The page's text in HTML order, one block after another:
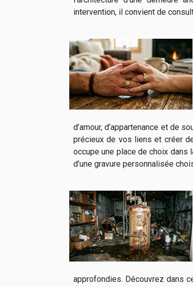
intervention, il convient de
d’amour, d’appartenance et de
précieux de vos liens et créer
occupe une place de choix dans
d’une gravure personnalisée
approfondies. Découvrez dans